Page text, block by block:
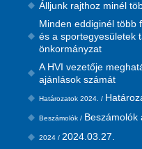
Álljunk rajthoz minél
Minden eddiginél több
és a sportegyesületek
önkormányzat
A HVI vezetője
ajánlások számát
Határozatok 2024. /
Beszámolók / Beszámolók
2024 / 2024.03.27.